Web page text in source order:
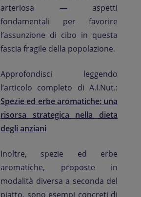
arteriosa — aspetti
fondamentali per favorire
l’assunzione di cibo in questa
fascia fragile della popolazione.
Approfondisci leggendo
l’articolo completo di A.I.Nut.:
Spezie ed erbe aromatiche: una
risorsa strategica nella dieta
degli anziani
Inoltre, spezie ed erbe
aromatiche, proposte in
modalità diversa a seconda del
piatto, sono esempi concreti di